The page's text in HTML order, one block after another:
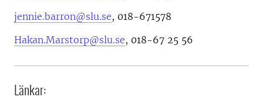
jennie.barron@slu.se, 018-671578
Hakan.Marstorp@slu.se, 018-67 25 56
Länkar: